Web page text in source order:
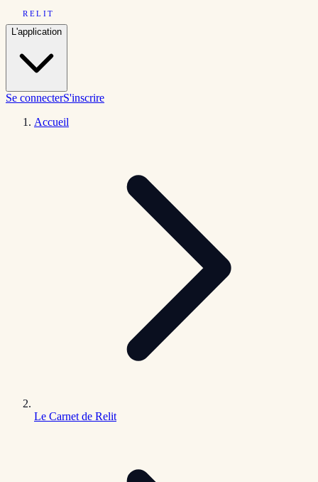
RELIT
L'application
Se connecterS'inscrire
Accueil
Le Carnet de Relit